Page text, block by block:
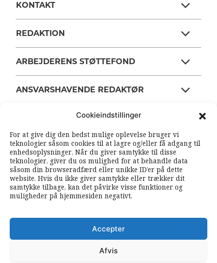
Cookieindstillinger
For at give dig den bedst mulige oplevelse bruger vi
teknologier såsom cookies til at lagre og/eller få adgang til
enhedsoplysninger. Når du giver samtykke til disse
teknologier, giver du os mulighed for at behandle data
såsom din browseradfærd eller unikke ID’er på dette
website. Hvis du ikke giver samtykke eller trækker dit
samtykke tilbage, kan det påvirke visse funktioner og
muligheder på hjemmesiden negativt.
Accepter
Afvis
KONTAKT
REDAKTION
ARBEJDERENS STØTTEFOND
ANSVARSHAVENDE REDAKTØR
SOUNDCLOUD RSS FEEDS
FØLG ARBEJDEREN